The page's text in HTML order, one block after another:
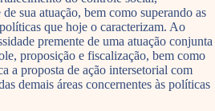
sua atuação, bem como superando as
que hoje o caracterizam. Ao
premente de uma atuação conjunta
proposição e fiscalização, bem como
a proposta de ação intersetorial com
demais áreas concernentes às políticas